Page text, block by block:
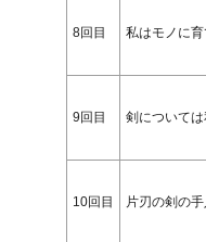
8回目 私はモノに
9回目 剣について
10回目 片刃の剣の